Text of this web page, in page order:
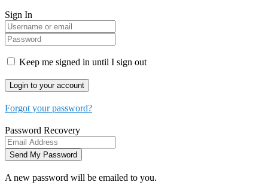
Sign In
Keep me signed in until I sign out
Forgot your password?
Password Recovery
A new password will be emailed to you.